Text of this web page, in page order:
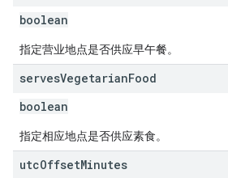
boolean
指定营业地点是否供应早午餐。
servesVegetarianFood
boolean
指定相应地点是否供应素食。
utcOffsetMinutes